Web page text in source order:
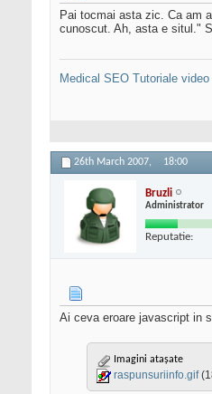
Pai tocmai asta zic. Ca am
cunoscut. Ah, asta e situl."
Medical SEO Tutoriale
26th March 2007, 18:00
Bruzli
Administrator
Reputatie:
Ai ceva eroare javascript in
Imagini atașate
raspunsuriinfo.gif